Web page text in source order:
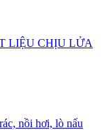
nồi hơi, lò nấu